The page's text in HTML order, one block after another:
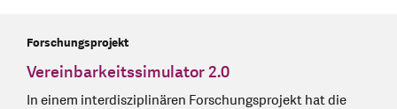
Forschungsprojekt
Vereinbarkeitssimulator 2.0
In einem interdisziplinären Forschungsprojekt hat die